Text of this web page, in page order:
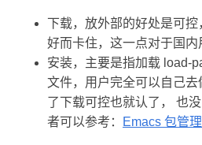
下载，放外部的好处是可
好而卡住，这一点对于国
安装，主要是指加载 load-
文件，用户完全可以自己
了下载可控也就认了， 也
者可以参考：
Emacs 包管